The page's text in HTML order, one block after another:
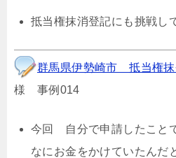
抵当権抹消登記にも挑戦し
群馬県伊勢崎市 抵当権
様 事例014
今回 自分で申請したこと
なにお金をかけていたんだ